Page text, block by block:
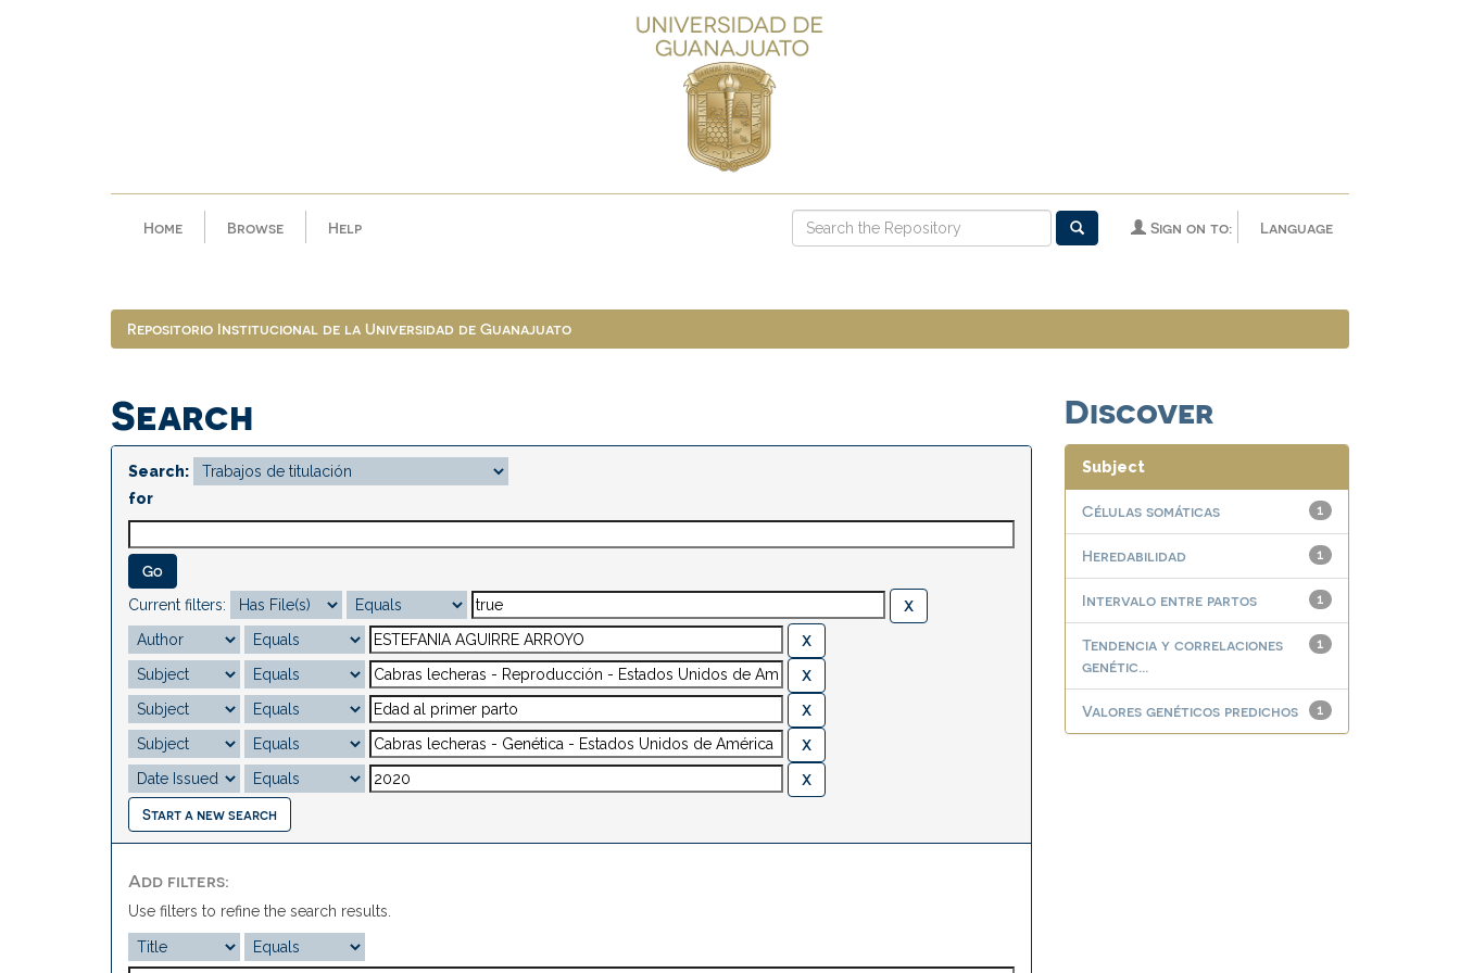
Home Browse Help Language
Sign on to:
Repositorio Institucional de la Universidad de Guanajuato
Search
Search:
for
Current filters:
Start a new search
Add filters:
Use filters to refine the search results.
Discover
Subject
1
Células somáticas
1
Heredabilidad
1
Intervalo entre partos
1
Tendencia y correlaciones
genétic...
1
Valores genéticos predichos